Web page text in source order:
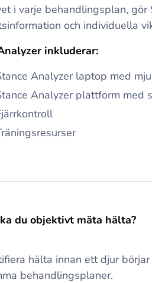
i varje behandlingsplan,
och individuella
inkluderar:
Analyzer laptop med
Analyzer plattform med
du objektivt mäta hälta?
hälta innan ett djur
behandlingsplaner.